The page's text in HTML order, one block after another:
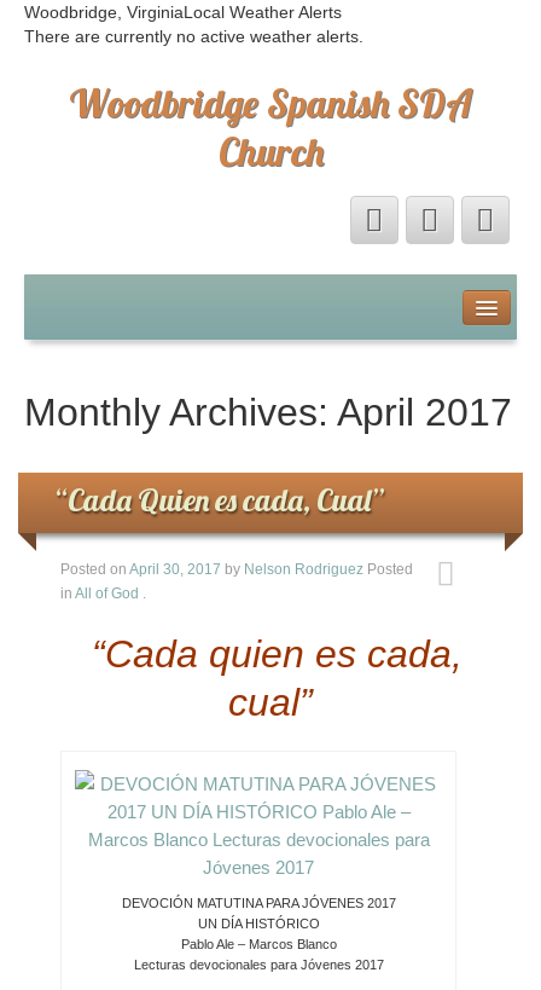
Woodbridge, VirginiaLocal Weather Alerts
There are currently no active weather alerts.
Woodbridge Spanish SDA
Church
Sermones
Directorio
Musica
Salud y Temperancia
Conquistadores
Aventureros
Monthly Archives: April 2017
“Cada Quien es cada, Cual”
Posted on April 30, 2017 by Nelson Rodriguez Posted
in All of God .
“Cada quien es cada,
cual”
DEVOCIÓN MATUTINA PARA JÓVENES 2017
UN DÍA HISTÓRICO
Pablo Ale – Marcos Blanco
Lecturas devocionales para Jóvenes 2017